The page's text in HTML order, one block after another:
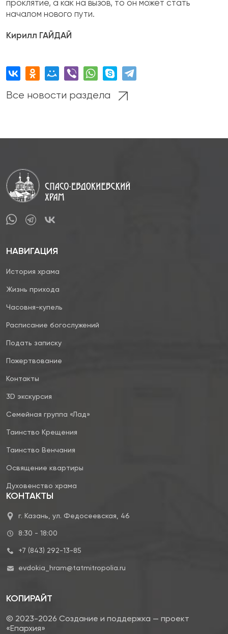
проклятие, а как на вызов, то он может стать
началом нового пути.
Кирилл ГАЙДАЙ
Все новости раздела
НАВИГАЦИЯ
История храма
Жизнь прихода
Часовня-купель
Расписание богослужений
Подать записку
Пожертвование
Контакты
3D экскурсия
Семейная группа «Лад»
Таинство Крещения
Таинство Венчания
Освящение квартиры
Духовенство храма
КОНТАКТЫ
г. Казань, ул. Федосеевская, 46
8:30 - 18:00
+7 (843) 292-13-85
evdokia_hram@tatmitropolia.ru
КОПИРАЙТ
© 2023-2026 Создание и поддержка — проект
«Епархия»